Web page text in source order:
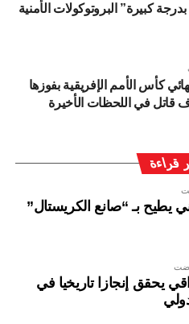
كبيرة” البروتوكولات الأمنية
كأس الأمم الإفريقية بفوزها
قاتل في اللحظات الأخيرة
قراءة
يطيح بـ “صانع الكريستال”
يحقق إنجازا تاريخيا في